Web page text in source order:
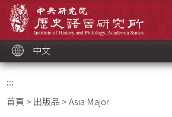
中文
:::
首頁 > 出版品 > Asia Major